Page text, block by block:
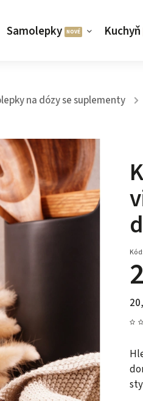
Samolepky Kuchyň
na dózy se suplementy /
Kód: